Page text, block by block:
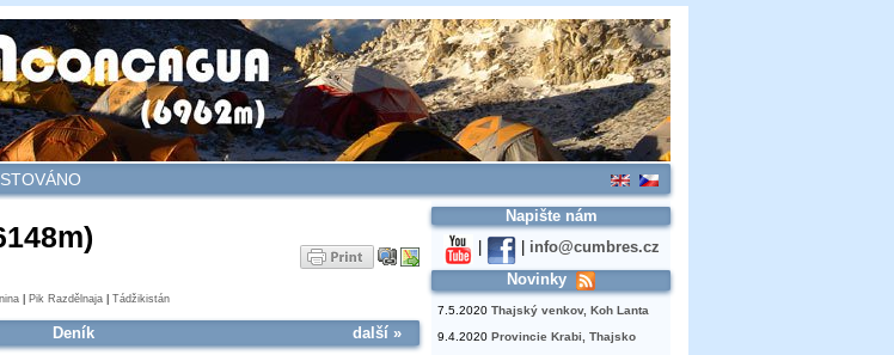
Pik Razdělnaja Tádžikistán
Deník další »
Napište nám
info@cumbres.cz
Novinky
7.5.2020 Thajský venkov, Koh Lanta
9.4.2020 Provincie Krabi, Thajsko